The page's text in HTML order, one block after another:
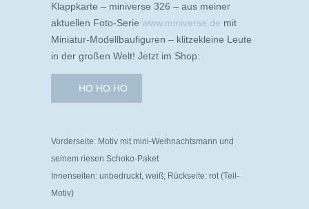
Klappkarte – miniverse 326 – aus meiner
aktuellen Foto-Serie www.miniverse.de mit
Miniatur-Modellbaufiguren – klitzekleine Leute
in der großen Welt! Jetzt im Shop:
HO HO HO
Vorderseite: Motiv mit mini-Weihnachtsmann und
seinem riesen Schoko-Paket
Innenseiten: unbedruckt, weiß; Rückseite: rot (Teil-
Motiv)